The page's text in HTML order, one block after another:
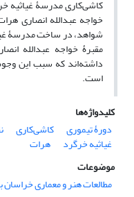
کاشی‌کاری مدرسۀ غیاثیه
‌خواجه‌ عبدالله ‌انصاری
شواهد، در ساخت مدرسۀ
مقبرۀ‌ خواجه‌ عبدالله
داشته‌اند که سبب این
است.
کلیدواژه‌ها
دورۀ تیموری
کاشی‌کاری
غیاثیه خرگرد
هرات
موضوعات
مطالعات هنر و معماری خراسان